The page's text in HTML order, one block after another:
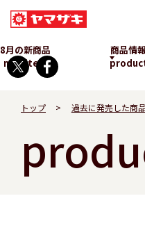
8月の新商品
new item
商品情報
トップ 過去に発売した商